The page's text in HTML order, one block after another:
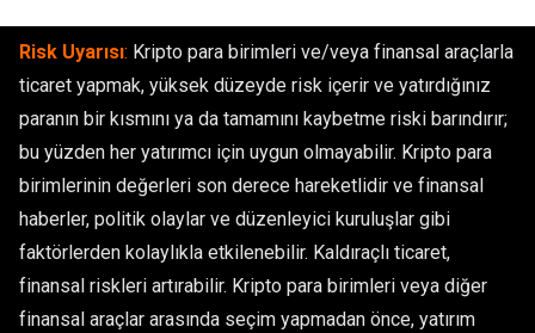
Risk Uyarısı: Kripto para birimleri ve/veya finansal araçlarla
ticaret yapmak, yüksek düzeyde risk içerir ve yatırdığınız
paranın bir kısmını ya da tamamını kaybetme riski barındırır;
bu yüzden her yatırımcı için uygun olmayabilir. Kripto para
birimlerinin değerleri son derece hareketlidir ve finansal
haberler, politik olaylar ve düzenleyici kuruluşlar gibi
faktörlerden kolaylıkla etkilenebilir. Kaldıraçlı ticaret,
finansal riskleri artırabilir. Kripto para birimleri veya diğer
finansal araçlar arasında seçim yapmadan önce, yatırım